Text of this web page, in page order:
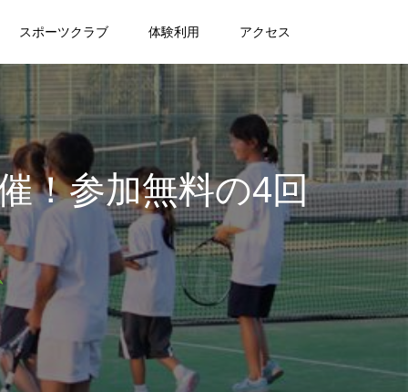
スポーツクラブ 体験利用 アクセス
！参加無料の4回